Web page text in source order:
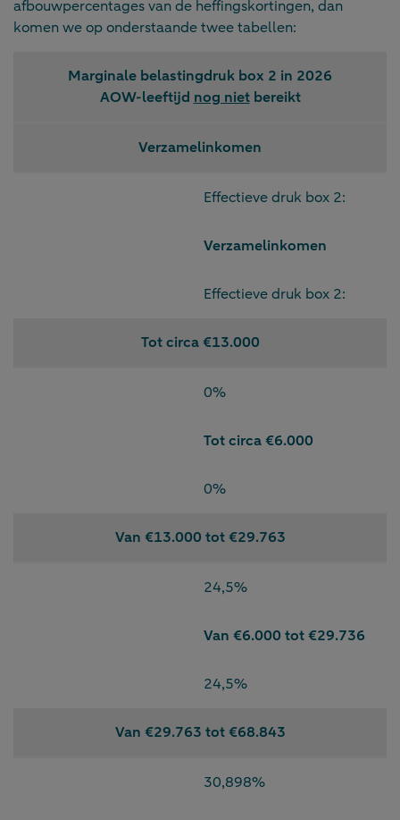
afbouwpercentages van de heffingskortingen, dan
komen we op onderstaande twee tabellen:
Marginale belastingdruk box 2 in 2026
AOW-leeftijd nog nietbereikt
Verzamelinkomen
Effectieve druk box 2:
Verzamelinkomen
Effectieve druk box 2:
Tot circa €13.000
0%
Tot circa €6.000
0%
Van €13.000 tot €29.763
24,5%
Van €6.000 tot €29.736
24,5%
Van €29.763 tot €68.843
30,898%